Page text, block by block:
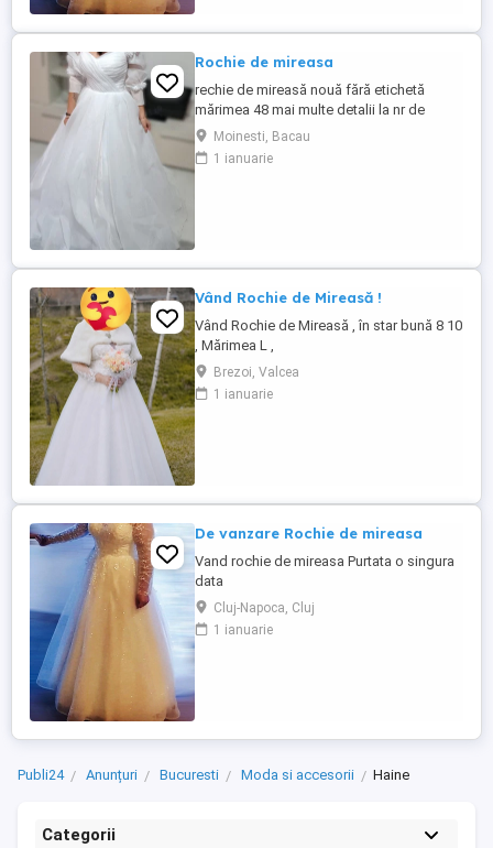
Rochie de mireasa
rechie de mireasă nouă fără etichetă
mărimea 48 mai multe detalii la nr de
telefonMoinesti, Bacau
1 ianuarie
Vând Rochie de Mireasă !
Vând Rochie de Mireasă , în star bună 8 10
, Mărimea L ,
Brezoi, Valcea
1 ianuarie
De vanzare Rochie de mireasa
Vand rochie de mireasa Purtata o singura
data
Cluj-Napoca, Cluj
1 ianuarie
Publi24 Anunțuri Bucuresti Moda si accesorii Haine
Categorii